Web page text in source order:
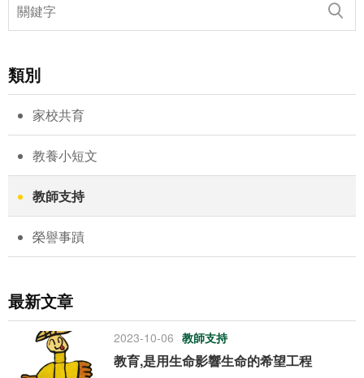
類別
家校共育
教養小短文
教師支持
榮譽事蹟
最新文章
2023-10-06 教師支持
教育,是用生命影響生命的希望工程